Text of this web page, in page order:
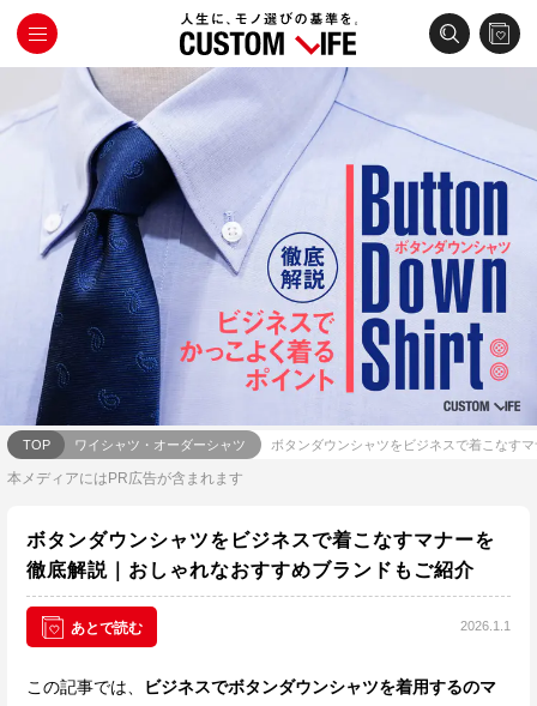
TOP ワイシャツ・オーダーシャツ ボタンダウンシャツをビジネスで着こなす
本メディアにはPR広告が含まれます
ボタンダウンシャツをビジネスで着こなすマナーを
徹底解説｜おしゃれなおすすめブランドもご紹介
あとで読む 2026.1.1
この記事では、
ビジネスでボタンダウンシャツを着用するのマ